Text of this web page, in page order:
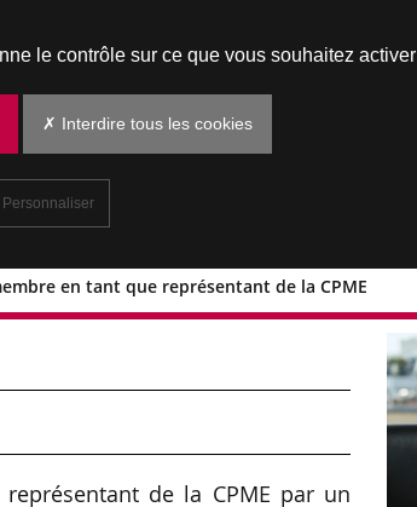
en tant que représentant de la CPME
nommé membre
de la CPME par un
le contrôle sur ce que vous souhaitez activer
✗ Interdire tous les cookies
Personnaliser